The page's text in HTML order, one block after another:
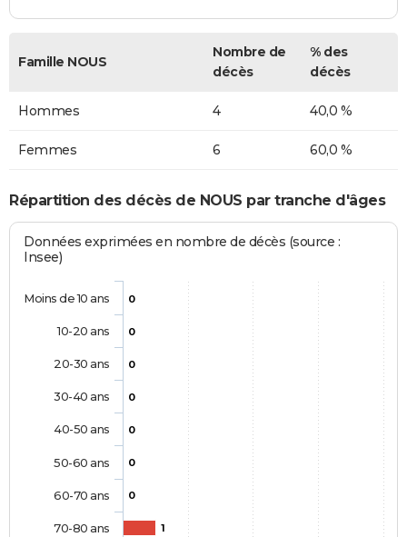
Famille NOUS
Nombre de
décès
% des
décès
Hommes 4 40,0 %
Femmes 6 60,0 %
Répartition des décès de NOUS par tranche d'âges
Données exprimées en nombre de décès (source :
Insee)
0
0
0
0
0
0
0
1
Moins de 10 ans
10-20 ans
20-30 ans
30-40 ans
40-50 ans
50-60 ans
60-70 ans
70-80 ans